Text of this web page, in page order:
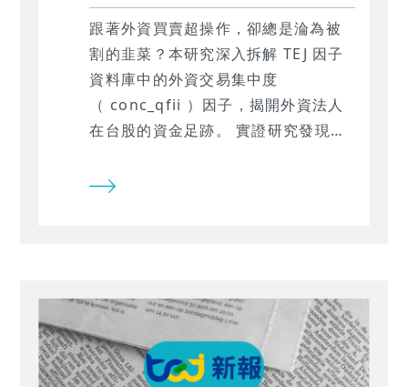
跟著外資買賣超操作，卻總是淪為被
割的韭菜？本研究深入拆解 TEJ 因子
資料庫中的外資交易集中度
（ conc_qfii ）因子，揭開外資法人
在台股的資金足跡。 實證研究發現，
性」 —— 它在大盤股與小盤股的預測
紅嗎？